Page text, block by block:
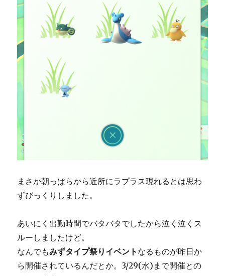
まさか朝っぱらから近所にラプラス現れるとは思わ
ずびっくりしました。
あいにく出勤時間でバタバタでしたから泣く泣くス
ルーしましたけど。
なんでもみずタイプ祭りイベント なるものが昨日か
ら開催されているんだとか。3/29(水)まで開催との